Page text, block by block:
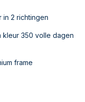
in 2 richtingen
kleur 350 volle dagen
frame